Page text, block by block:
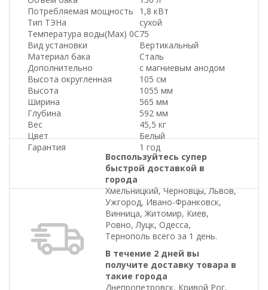
Потребляемая мощность
1,8 кВт
Тип ТЭНа
сухой
Температура воды(Max) 0C75
Вид установки
Вертикальный
Материал бака
Сталь
Дополнительно
с магниевым анодом
Высота округленная
105 см
Высота
1055 мм
Ширина
565 мм
Глубина
592 мм
Вес
45,5 кг
Цвет
Белый
Гарантия
1 год
Воспользуйтесь супер
быстрой доставкой в
города
Хмельницкий, Черновцы, Львов,
Ужгород, Ивано-Франковск,
Винница, Житомир, Киев,
Ровно, Луцк, Одесса,
Тернополь всего за 1 день.
В течение 2 дней вы
получите доставку товара в
такие города
Днепропетровск, Кривой Рог,